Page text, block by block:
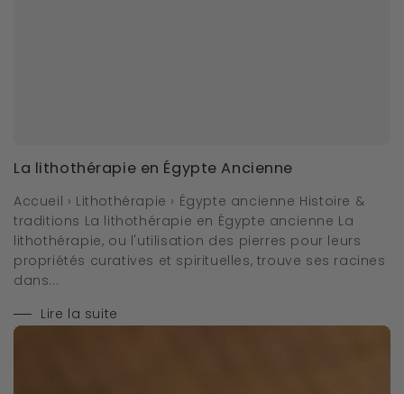
La lithothérapie en Égypte Ancienne
Accueil › Lithothérapie › Égypte ancienne Histoire &
traditions La lithothérapie en Égypte ancienne La
lithothérapie, ou l'utilisation des pierres pour leurs
propriétés curatives et spirituelles, trouve ses racines
dans...
Lire la suite